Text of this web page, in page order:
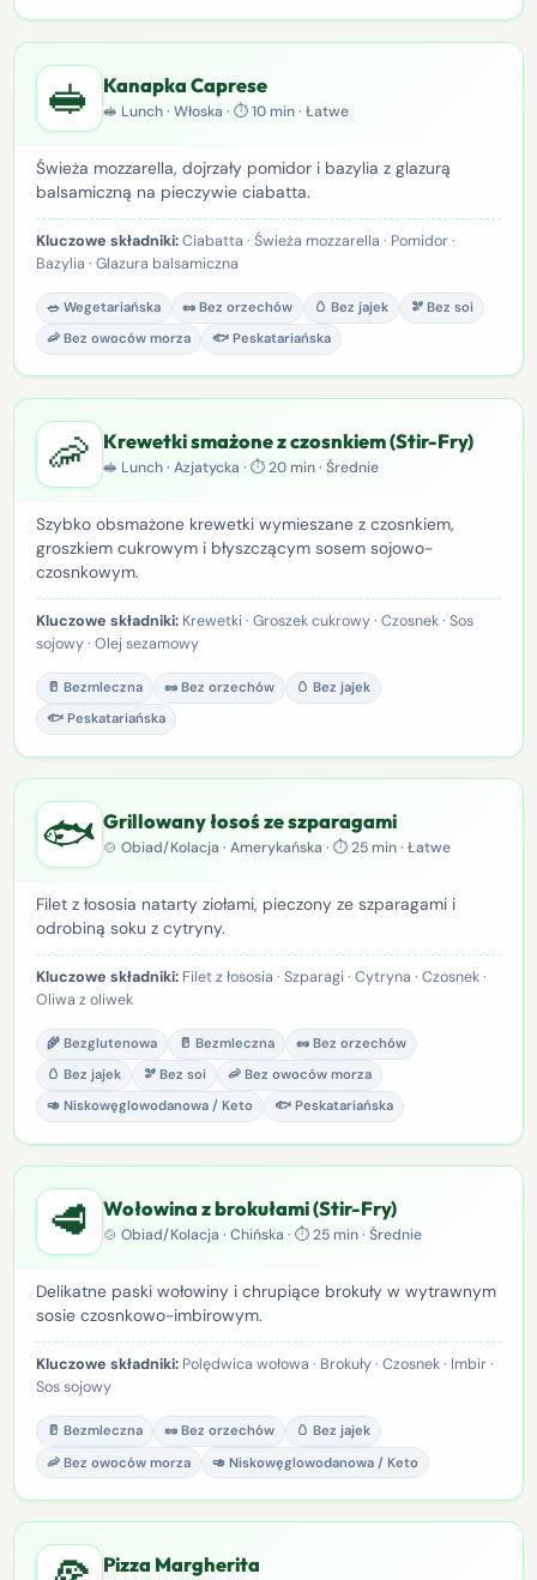
🥪 Kanapka Caprese
🥪 Lunch · Włoska · ⏱ 10 min · Łatwe
Świeża mozzarella, dojrzały pomidor i bazylia z glazurą
balsamiczną na pieczywie ciabatta.
Kluczowe składniki:Ciabatta · Świeża mozzarella · Pomidor ·
Bazylia · Glazura balsamiczna
🥗 Wegetariańska 🥜 Bez orzechów 🥚 Bez jajek
🫘 Bez soi
🦐 Bez owoców morza
🐟 Peskatariańska
🦐 Krewetki smażone z czosnkiem (Stir-Fry)
🥪 Lunch · Azjatycka · ⏱ 20 min · Średnie
Szybko obsmażone krewetki wymieszane z czosnkiem,
groszkiem cukrowym i błyszczącym sosem sojowo-
czosnkowym.
Kluczowe składniki:Krewetki · Groszek cukrowy · Czosnek · Sos
sojowy · Olej sezamowy
🥛 Bezmleczna 🥜 Bez orzechów
🥚 Bez jajek
🐟 Peskatariańska
🐟 Grillowany łosoś ze szparagami
🍲 Obiad/Kolacja · Amerykańska · ⏱ 25 min · Łatwe
Filet z łososia natarty ziołami, pieczony ze szparagami i
odrobiną soku z cytryny.
Kluczowe składniki:Filet z łososia · Szparagi · Cytryna · Czosnek ·
Oliwa z oliwek
🌾 Bezglutenowa 🥛 Bezmleczna
🥜 Bez orzechów
🥚 Bez jajek
🫘 Bez soi
🦐 Bez owoców morza
🥑 Niskowęglowodanowa / Keto
🐟 Peskatariańska
🥩 Wołowina z brokułami (Stir-Fry)
🍲 Obiad/Kolacja · Chińska · ⏱ 25 min · Średnie
Delikatne paski wołowiny i chrupiące brokuły w wytrawnym
sosie czosnkowo-imbirowym.
Kluczowe składniki:Polędwica wołowa · Brokuły · Czosnek · Imbir ·
Sos sojowy
🥛 Bezmleczna 🥜 Bez orzechów
🥚 Bez jajek
🦐 Bez owoców morza
🥑 Niskowęglowodanowa / Keto
Pizza Margherita